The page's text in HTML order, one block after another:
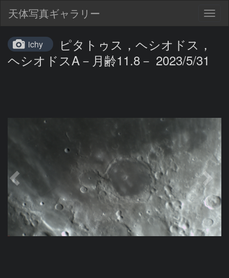
天体写真ギャラリー
ichy
ピタトゥス，ヘシオドス，
ヘシオドスA－月齢11.8－ 2023/5/31